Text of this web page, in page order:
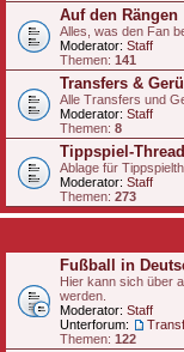
Auf den Rängen
Alles, was den Fan
Moderator: Staff
Themen: 141
Transfers &
Alle Transfers und
Moderator: Staff
Themen: 8
Tippspiel-
Ablage für
Moderator: Staff
Themen: 273
Fußball in
Hier kann sich über
werden.
Moderator: Staff
Unterforum:
Themen: 122